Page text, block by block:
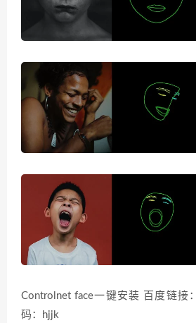
Controlnet face一键安装 百度链接：
码：hjjk